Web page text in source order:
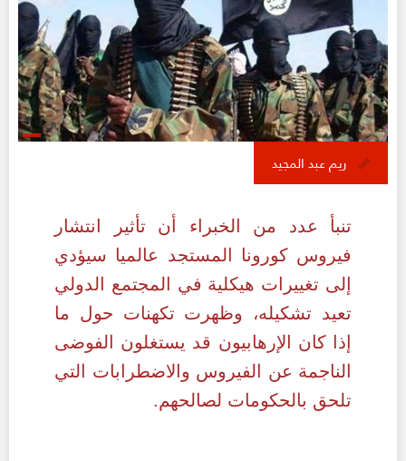
ريم عبد المجيد
تنبأ عدد من الخبراء أن تأثير انتشار
فيروس كورونا المستجد عالميا سيؤدي
إلى تغييرات هيكلية في المجتمع الدولي
تعيد تشكيله،
وظهرت تكهنات حول ما
إذا كان الإرهابيون قد يستغلون الفوضى
الناجمة عن الفيروس والاضطرابات التي
تلحق بالحكومات لصالحهم.